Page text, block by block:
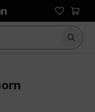
Suche
2 Kundenbewertungen